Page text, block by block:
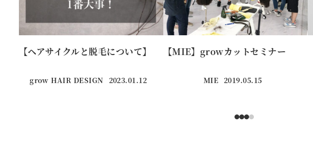
【ヘアサイクルと脱毛について】
grow HAIR DESIGN 投稿日
2023.01.12
【MIE】growカットセミナー
MIE 投稿日
2019.05.15